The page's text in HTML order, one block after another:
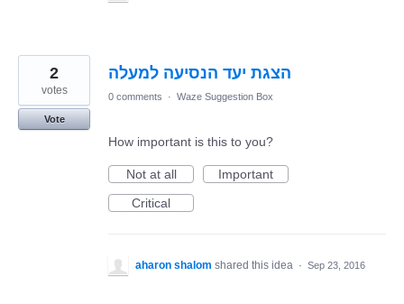
הצגת יעד הנסיעה למעלה 2
votes
Vote
0 comments · Waze Suggestion Box
How important is this to you?
Not at all
Important
Critical
aharon shalom shared this idea · Sep 23, 2016